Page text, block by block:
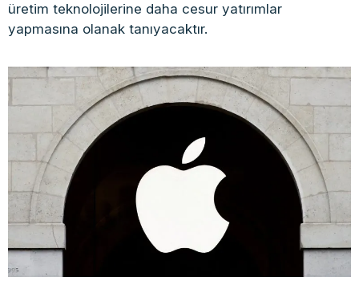
üretim teknolojilerine daha cesur yatırımlar
yapmasına olanak tanıyacaktır.